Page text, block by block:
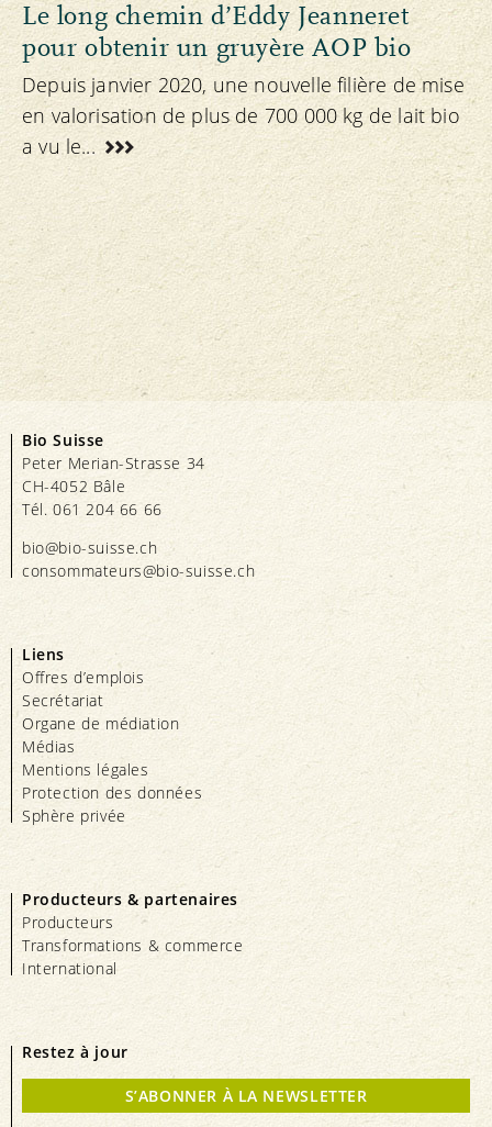
Le long chemin d’Eddy Jeanneret
pour obtenir un gruyère AOP bio
Depuis janvier 2020, une nouvelle filière de mise
en valorisation de plus de 700 000 kg de lait bio
a vu le...
Bio Suisse
Peter Merian-Strasse 34
CH-4052 Bâle
Tél. 061 204 66 66
bio@bio-suisse.ch
consommateurs@bio-suisse.ch
Liens
Offres d’emplois
Secrétariat
Organe de médiation
Médias
Mentions légales
Protection des données
Sphère privée
Producteurs & partenaires
Producteurs
Transformations & commerce
International
Restez à jour
S’ABONNER À LA NEWSLETTER